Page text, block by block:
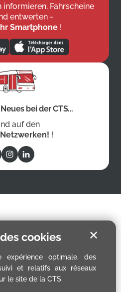
cookies
optimale, des
et relatifs aux réseaux
le site de la CTS.
✕
informieren, Fahrscheine
entwerten -
Smartphone !
bei der CTS...
auf den
!